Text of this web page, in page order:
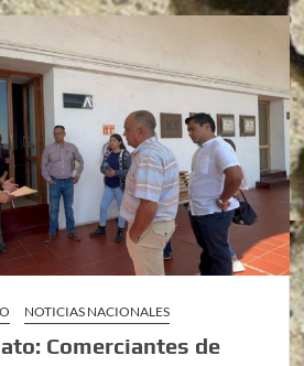
NOTICIAS NACIONALES
Comerciantes de